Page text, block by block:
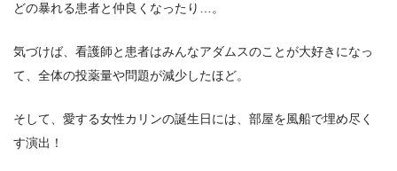
どの暴れる患者と仲良くなったり…。
気づけば、看護師と患者はみんなアダムスのことが大好きになっ
て、全体の投薬量や問題が減少したほど。
そして、愛する女性カリンの誕生日には、部屋を風船で埋め尽く
す演出！